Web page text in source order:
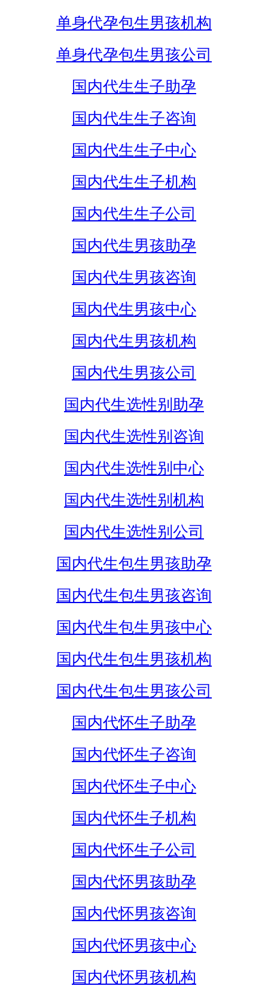
单身代孕包生男孩机构
单身代孕包生男孩公司
国内代生生子助孕
国内代生生子咨询
国内代生生子中心
国内代生生子机构
国内代生生子公司
国内代生男孩助孕
国内代生男孩咨询
国内代生男孩中心
国内代生男孩机构
国内代生男孩公司
国内代生选性别助孕
国内代生选性别咨询
国内代生选性别中心
国内代生选性别机构
国内代生选性别公司
国内代生包生男孩助孕
国内代生包生男孩咨询
国内代生包生男孩中心
国内代生包生男孩机构
国内代生包生男孩公司
国内代怀生子助孕
国内代怀生子咨询
国内代怀生子中心
国内代怀生子机构
国内代怀生子公司
国内代怀男孩助孕
国内代怀男孩咨询
国内代怀男孩中心
国内代怀男孩机构